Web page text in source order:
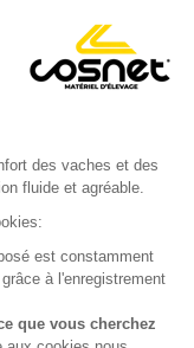
des vaches et des
fluide et agréable.
est constamment
à l'enregistrement
que vous cherchez